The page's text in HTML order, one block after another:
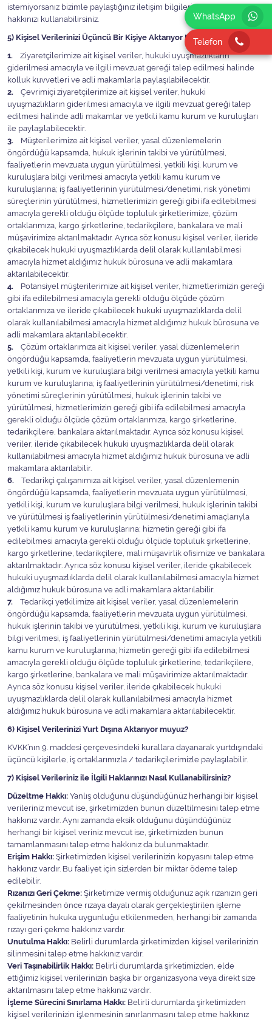
WhatsApp
Telefon
istemiyorsanız bizimle paylaştığınız iletişim bilgileri üzerinden iptal
hakkınızı kullanabilirsiniz.
5) Kişisel Verilerinizi Üçüncü Bir Kişiye Aktarıyor Muyuz?
1. Ziyaretçilerimize ait kişisel veriler, hukuki uyuşmazlıkların
giderilmesi amacıyla ve ilgili mevzuat gereği talep edilmesi halinde
kolluk kuvvetleri ve adli makamlarla paylaşılabilecektir.
2. Çevrimiçi ziyaretçilerimize ait kişisel veriler, hukuki
uyuşmazlıkların giderilmesi amacıyla ve ilgili mevzuat gereği talep
edilmesi halinde adli makamlar ve yetkili kamu kurum ve kuruluşları
ile paylaşılabilecektir.
3. Müşterilerimize ait kişisel veriler, yasal düzenlemelerin
öngördüğü kapsamda, hukuk işlerinin takibi ve yürütülmesi,
faaliyetlerin mevzuata uygun yürütülmesi, yetkili kişi, kurum ve
kuruluşlara bilgi verilmesi amacıyla yetkili kamu kurum ve
kuruluşlarına; iş faaliyetlerinin yürütülmesi/denetimi, risk yönetimi
süreçlerinin yürütülmesi, hizmetlerimizin gereği gibi ifa edilebilmesi
amacıyla gerekli olduğu ölçüde topluluk şirketlerimize, çözüm
ortaklarımıza, kargo şirketlerine, tedarikçilere, bankalara ve mali
müşavirimize aktarılmaktadır. Ayrıca söz konusu kişisel veriler, ileride
çıkabilecek hukuki uyuşmazlıklarda delil olarak kullanılabilmesi
amacıyla hizmet aldığımız hukuk bürosuna ve adli makamlara
aktarılabilecektir.
4. Potansiyel müşterilerimize ait kişisel veriler, hizmetlerimizin gereği
gibi ifa edilebilmesi amacıyla gerekli olduğu ölçüde çözüm
ortaklarımıza ve ileride çıkabilecek hukuki uyuşmazlıklarda delil
olarak kullanılabilmesi amacıyla hizmet aldığımız hukuk bürosuna ve
adli makamlara aktarılabilecektir.
5. Çözüm ortaklarımıza ait kişisel veriler, yasal düzenlemelerin
öngördüğü kapsamda, faaliyetlerin mevzuata uygun yürütülmesi,
yetkili kişi, kurum ve kuruluşlara bilgi verilmesi amacıyla yetkili kamu
kurum ve kuruluşlarına; iş faaliyetlerinin yürütülmesi/denetimi, risk
yönetimi süreçlerinin yürütülmesi, hukuk işlerinin takibi ve
yürütülmesi, hizmetlerimizin gereği gibi ifa edilebilmesi amacıyla
gerekli olduğu ölçüde çözüm ortaklarımıza, kargo şirketlerine,
tedarikçilere, bankalara aktarılmaktadır. Ayrıca söz konusu kişisel
veriler, ileride çıkabilecek hukuki uyuşmazlıklarda delil olarak
kullanılabilmesi amacıyla hizmet aldığımız hukuk bürosuna ve adli
makamlara aktarılabilir.
6.
Tedarikçi çalışanımıza ait kişisel veriler, yasal düzenlemenin
öngördüğü kapsamda, faaliyetlerin mevzuata uygun yürütülmesi,
yetkili kişi, kurum ve kuruluşlara bilgi verilmesi, hukuk işlerinin takibi
ve yürütülmesi iş faaliyetlerinin yürütülmesi/denetimi amaçlarıyla
yetkili kamu kurum ve kuruluşlarına; hizmetin gereği gibi ifa
edilebilmesi amacıyla gerekli olduğu ölçüde topluluk şirketlerine,
kargo şirketlerine, tedarikçilere, mali müşavirlik ofisimize ve bankalara
aktarılmaktadır. Ayrıca söz konusu kişisel veriler, ileride çıkabilecek
hukuki uyuşmazlıklarda delil olarak kullanılabilmesi amacıyla hizmet
aldığımız hukuk bürosuna ve adli makamlara aktarılabilir.
7. Tedarikçi yetkilimize ait kişisel veriler, yasal düzenlemelerin
öngördüğü kapsamda, faaliyetlerin mevzuata uygun yürütülmesi,
hukuk işlerinin takibi ve yürütülmesi, yetkili kişi, kurum ve kuruluşlara
bilgi verilmesi, iş faaliyetlerinin yürütülmesi/denetimi amacıyla yetkili
kamu kurum ve kuruluşlarına; hizmetin gereği gibi ifa edilebilmesi
amacıyla gerekli olduğu ölçüde topluluk şirketlerine, tedarikçilere,
kargo şirketlerine, bankalara ve mali müşavirimize aktarılmaktadır.
Ayrıca söz konusu kişisel veriler, ileride çıkabilecek hukuki
uyuşmazlıklarda delil olarak kullanılabilmesi amacıyla hizmet
aldığımız hukuk bürosuna ve adli makamlara aktarılabilecektir.
6) Kişisel Verilerinizi Yurt Dışına Aktarıyor muyuz?
KVKK’nın 9. maddesi çerçevesindeki kurallara dayanarak yurtdışındaki
üçüncü kişilerle, iş ortaklarımızla / tedarikçilerimizle paylaşılabilir.
7) Kişisel Verileriniz ile İlgili Haklarınızı Nasıl Kullanabilirsiniz?
Düzeltme Hakkı: Yanlış olduğunu düşündüğünüz herhangi bir kişisel
verileriniz mevcut ise, şirketimizden bunun düzeltilmesini talep etme
hakkınız vardır. Aynı zamanda eksik olduğunu düşündüğünüz
herhangi bir kişisel veriniz mevcut ise, şirketimizden bunun
tamamlanmasını talep etme hakkınız da bulunmaktadır.
Erişim Hakkı: Şirketimizden kişisel verilerinizin kopyasını talep etme
hakkınız vardır. Bu faaliyet için sizlerden bir miktar ödeme talep
edilebilir.
Rızanızı Geri Çekme: Şirketimize vermiş olduğunuz açık rızanızın geri
çekilmesinden önce rızaya dayalı olarak gerçekleştirilen işleme
faaliyetinin hukuka uygunluğu etkilenmeden, herhangi bir zamanda
rızayı geri çekme hakkınız vardır.
Unutulma Hakkı: Belirli durumlarda şirketimizden kişisel verilerinizin
silinmesini talep etme hakkınız vardır.
Veri Taşınabilirlik Hakkı: Belirli durumlarda şirketimizden, elde
ettiğimiz kişisel verilerinizin başka bir organizasyona veya direkt size
aktarılmasını talep etme hakkınız vardır.
İşleme Sürecini Sınırlama Hakkı: Belirli durumlarda şirketimizden
kişisel verilerinizin işlenmesinin sınırlanmasını talep etme hakkınız